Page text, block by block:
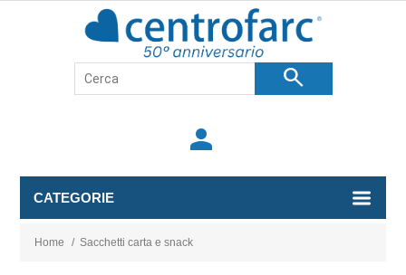
search
person
CATEGORIE
Home / Sacchetti carta e snack